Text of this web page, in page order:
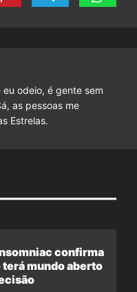
odeio, é gente sem
as pessoas me
Estrelas.
confirma
terá mundo aberto